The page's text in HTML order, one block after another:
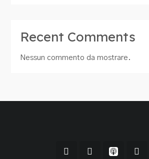
Recent Comments
Nessun commento da mostrare.